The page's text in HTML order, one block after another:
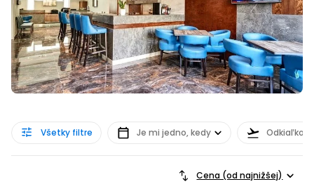
Všetky filtre Je mi jedno, kedy
Cena (od najnižšej)
Pokračovať na Facebooku
Pokračovať s e-mailom